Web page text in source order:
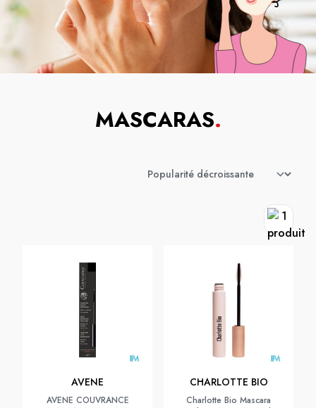
MASCARAS.
AVENE
AVENE COUVRANCE
CHARLOTTE BIO
Charlotte Bio Mascara